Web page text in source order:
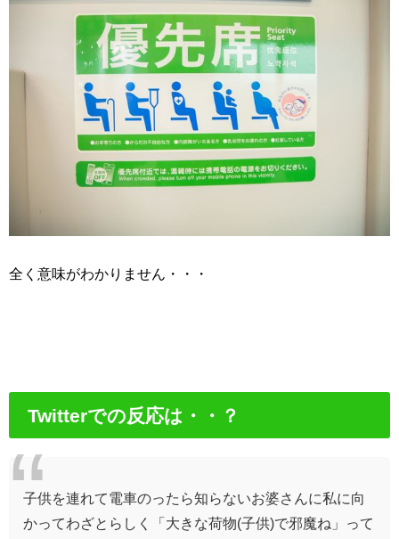
全く意味がわかりません・・・
Twitterでの反応は・・？
子供を連れて電車のったら知らないお婆さんに私に向
かってわざとらしく「大きな荷物(子供)で邪魔ね」って